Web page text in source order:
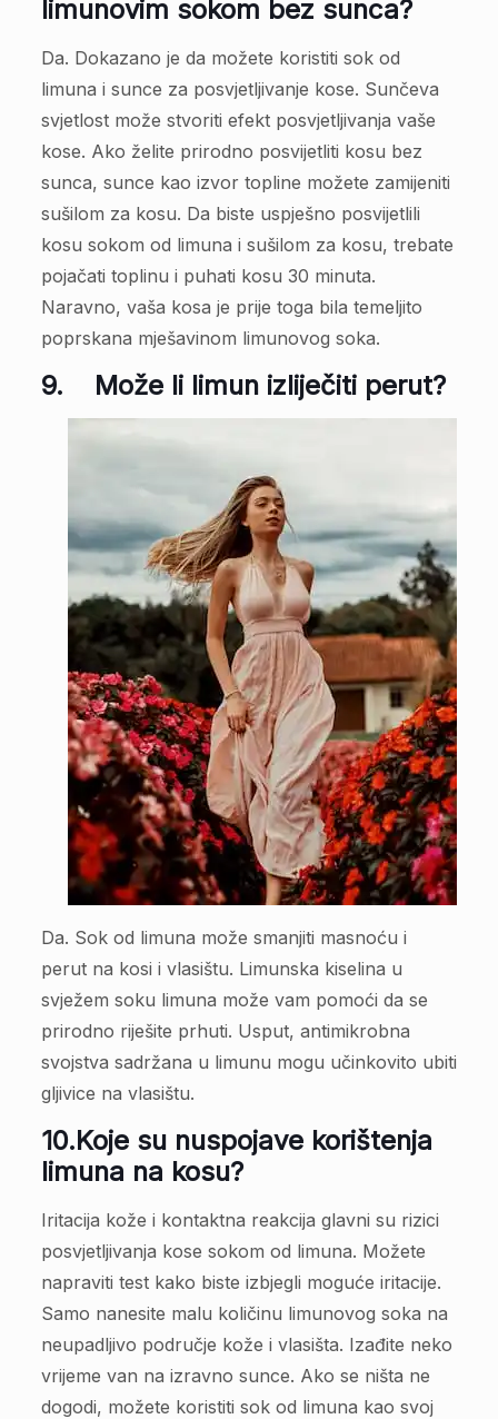
limunovim sokom bez sunca?
Da. Dokazano je da možete koristiti sok od
limuna i sunce za posvjetljivanje kose. Sunčeva
svjetlost može stvoriti efekt posvjetljivanja vaše
kose. Ako želite prirodno posvijetliti kosu bez
sunca, sunce kao izvor topline možete zamijeniti
sušilom za kosu. Da biste uspješno posvijetlili
kosu sokom od limuna i sušilom za kosu, trebate
pojačati toplinu i puhati kosu 30 minuta.
Naravno, vaša kosa je prije toga bila temeljito
poprskana mješavinom limunovog soka.
9. Može li limun izliječiti perut?
Da. Sok od limuna može smanjiti masnoću i
perut na kosi i vlasištu. Limunska kiselina u
svježem soku limuna može vam pomoći da se
prirodno riješite prhuti. Usput, antimikrobna
svojstva sadržana u limunu mogu učinkovito ubiti
gljivice na vlasištu.
10.Koje su nuspojave korištenja
limuna na kosu?
Iritacija kože i kontaktna reakcija glavni su rizici
posvjetljivanja kose sokom od limuna. Možete
napraviti test kako biste izbjegli moguće iritacije.
Samo nanesite malu količinu limunovog soka na
neupadljivo područje kože i vlasišta. Izađite neko
vrijeme van na izravno sunce. Ako se ništa ne
dogodi, možete koristiti sok od limuna kao svoj